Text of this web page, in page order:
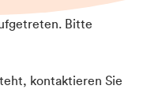
Bitte
kontaktieren Sie